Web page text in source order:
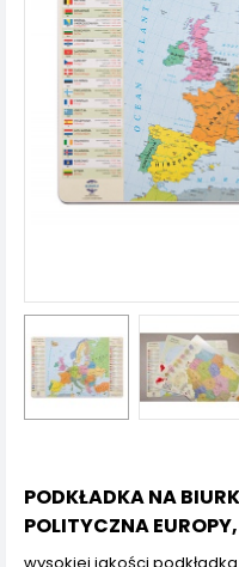
PODKŁADKA NA
POLITYCZNA